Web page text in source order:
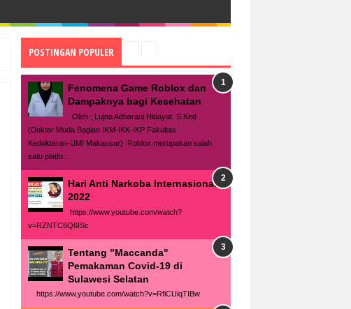
POSTINGAN POPULER
Fenomena Game Roblox dan
Dampaknya bagi Kesehatan
Oleh ; Lujna Adharani Hidayat. S.Ked
(Dokter Muda Bagian IKM-IKK-IKP Fakultas
Kedokteran-UMI Makassar) Roblox merupakan salah
satu platfo...
Hari Anti Narkoba Internasional
2022
https://www.youtube.com/watch?
v=RZNTC6Q6ISc
Tentang "Maccanda"
Pemakaman Covid-19 di
Sulawesi Selatan
https://www.youtube.com/watch?v=RfiCUiqTIBw